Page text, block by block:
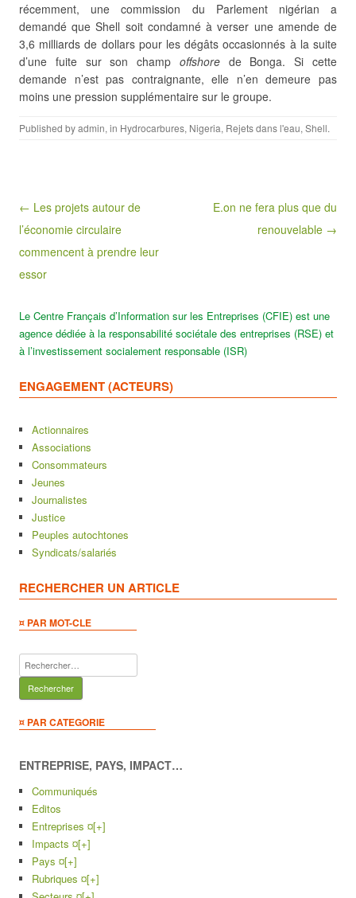
récemment, une commission du Parlement nigérian a
demandé que Shell soit condamné à verser une amende de
3,6 milliards de dollars pour les dégâts occasionnés à la suite
d’une fuite sur son champ offshorede Bonga. Si cette
demande n’est pas contraignante, elle n’en demeure pas
moins une pression supplémentaire sur le groupe.
Published byadmin, in Hydrocarbures, Nigeria, Rejets dans l'eau, Shell.
Post navigation
← Les projets autour de
l’économie circulaire
commencent à prendre leur
essor
E.on ne fera plus que du
renouvelable →
Le Centre Français d’Information sur les Entreprises (CFIE) est une
agence dédiée à la responsabilité sociétale des entreprises (RSE) et
à l’investissement socialement responsable (ISR)
ENGAGEMENT (ACTEURS)
Actionnaires
Associations
Consommateurs
Jeunes
Journalistes
Justice
Peuples autochtones
Syndicats/salariés
RECHERCHER UN ARTICLE
¤ PAR MOT-CLE
Rechercher :
¤ PAR CATEGORIE
ENTREPRISE, PAYS, IMPACT…
Communiqués
Editos
Entreprises ¤[+]
Impacts ¤[+]
Pays ¤[+]
Rubriques ¤[+]